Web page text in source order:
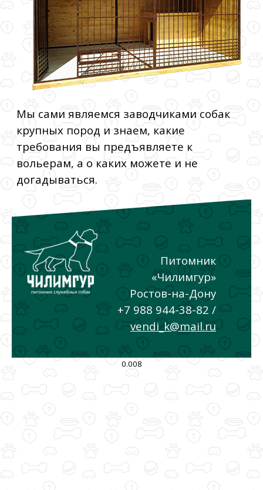
Мы сами являемся заводчиками собак
крупных пород и знаем, какие
требования вы предъявляете к
вольерам, а о каких можете и не
догадываться.
Питомник
«Чилимгур»
Ростов-на-Дону
+7 988 944-38-82 /
vendi_k@mail.ru
0.008